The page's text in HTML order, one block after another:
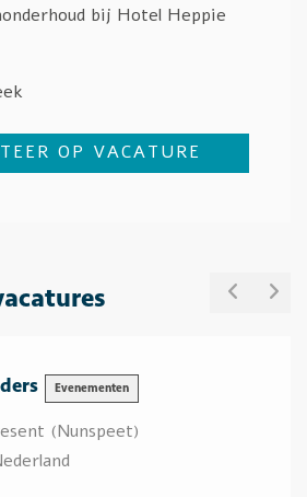
bij Hotel Heppie
OP VACATURE
Evenementen
(Nunspeet)